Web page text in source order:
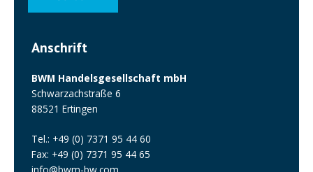
Anschrift
BWM Handelsgesellschaft mbH
Schwarzachstraße 6
88521 Ertingen
Tel.: +49 (0) 7371 95 44 60
Fax: +49 (0) 7371 95 44 65